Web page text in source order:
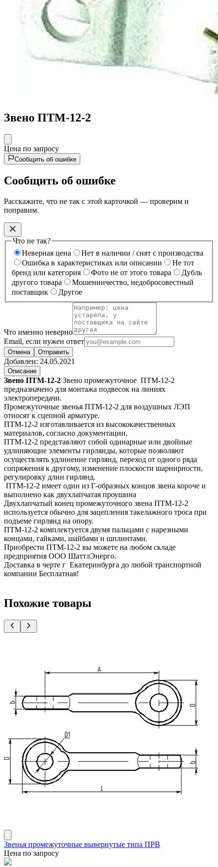
Звено ПТМ-12-2
Цена по запросу
Сообщить об ошибке
Сообщить об ошибке
Расскажите, что не так с этой карточкой — проверим и
поправим.
Что не так?
Неверная цена
Нет в наличии / снят с производства
Ошибка в характеристиках или описании
Не тот
бренд или категория
Фото не от этого товара
Дубль
другого товара
Мошенничество, недобросовестный
поставщик
Другое
Что именно неверно
Email, если нужен ответ
Отмена Отправить
Добавлен: 24.05.2021
Описание
Звено ПТМ-12-2 Звено промежуточное ПТМ-12-2
предназначено для монтажа подвесок на линиях
электропередачи.
Промежуточные звенья ПТМ-12-2 для воздушных ЛЭП
относят к сцепной арматуре.
ПТМ-12-2 изготавливается из высококачественных
материалов, согласно документации,
ПТМ-12-2 представляют собой одинарные или двойные
удлиняющие элементы гирлянды, которые позволяют
осуществлять удлинение гирлянд, переход от одного ряда
сопряжения к другому, изменение плоскости шарнирности,
регулировку длин гирлянд.
ПТМ-12-2 имеет один из Г-образных концов звена короче и
выполнено как двухлапчатая проушина
Двухлапчатый конец промежуточного звена ПТМ-12-2
используется обычно для зацепления такелажного троса при
подъеме гирлянд на опору.
ПТМ-12-2 комплектуется двумя пальцами с нарезными
концами, гайками, шайбами и шплинтами.
Приобрести ПТМ-12-2 вы можете на любом складе
предприятия ООО ШаттлЭнерго.
Доставка в черте г Екатеринбурга до любой транспортной
компании Бесплатная!
Похожие товары
Звенья промежуточные вывернутые типа ПРВ
Цена по запросу